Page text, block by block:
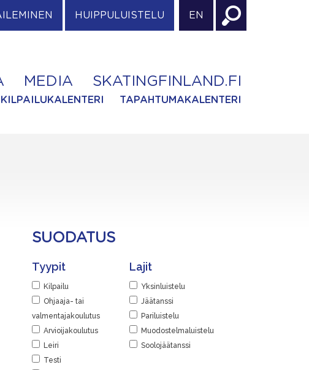
HUIPPULUISTELU EN
MEDIA SKATINGFINLAND.FI
KILPAILUKALENTERI TAPAHTUMAKALENTERI
SUODATUS
Tyypit
Kilpailu
Ohjaaja- tai
valmentajakoulutus
Arvioijakoulutus
Leiri
Testi
Lajit
Yksinluistelu
Jäätanssi
Pariluistelu
Muodostelmaluistelu
Soolojäätanssi